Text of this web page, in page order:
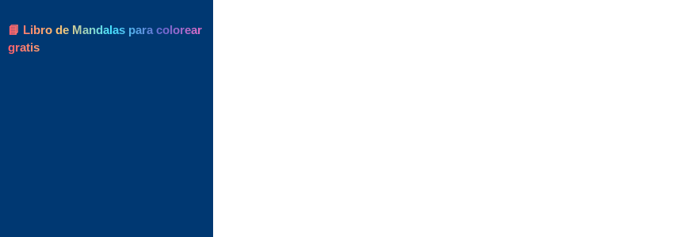
📘 Libro de Mandalas para colorear
gratis